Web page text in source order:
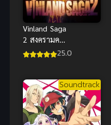
Vinland Saga
2 สงครามคน
ทมิฬ ภาค 225.0
Soundtrack